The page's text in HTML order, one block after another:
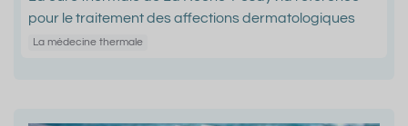
pour le traitement des affections dermatologiques
La médecine thermale